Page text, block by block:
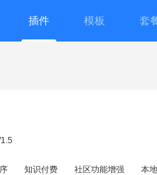
插件 模板 套
知识付费 社区功能增强 本